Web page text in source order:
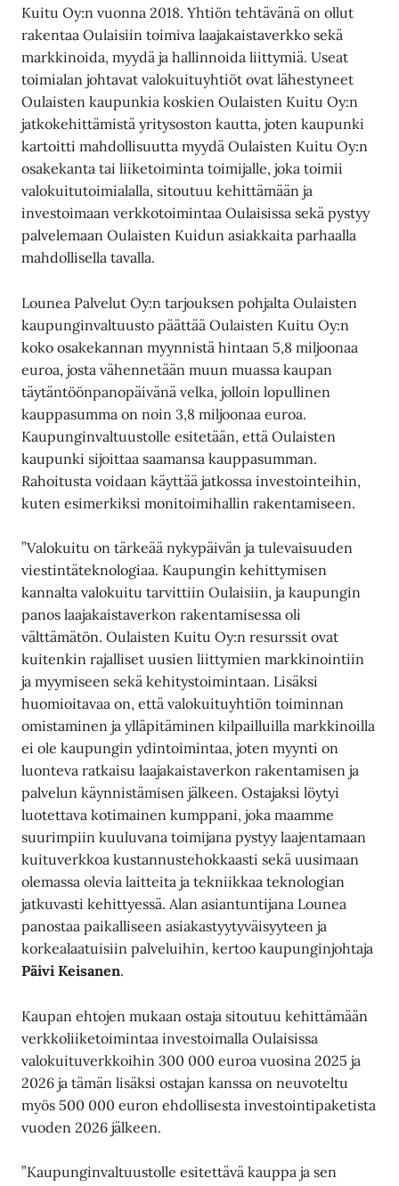
Kuitu Oy:n vuonna 2018. Yhtiön tehtävänä on ollut
rakentaa Oulaisiin toimiva laajakaistaverkko sekä
markkinoida, myydä ja hallinnoida liittymiä. Useat
toimialan johtavat valokuituyhtiöt ovat lähestyneet
Oulaisten kaupunkia koskien Oulaisten Kuitu Oy:n
jatkokehittämistä yritysoston kautta, joten kaupunki
kartoitti mahdollisuutta myydä Oulaisten Kuitu Oy:n
osakekanta tai liiketoiminta toimijalle, joka toimii
valokuitutoimialalla, sitoutuu kehittämään ja
investoimaan verkkotoimintaa Oulaisissa sekä pystyy
palvelemaan Oulaisten Kuidun asiakkaita parhaalla
mahdollisella tavalla.
Lounea Palvelut Oy:n tarjouksen pohjalta Oulaisten
kaupunginvaltuusto päättää Oulaisten Kuitu Oy:n
koko osakekannan myynnistä hintaan 5,8 miljoonaa
euroa, josta vähennetään muun muassa kaupan
täytäntöönpanopäivänä velka, jolloin lopullinen
kauppasumma on noin 3,8 miljoonaa euroa.
Kaupunginvaltuustolle esitetään, että Oulaisten
kaupunki sijoittaa saamansa kauppasumman.
Rahoitusta voidaan käyttää jatkossa investointeihin,
kuten esimerkiksi monitoimihallin rakentamiseen.
”Valokuitu on tärkeää nykypäivän ja tulevaisuuden
viestintäteknologiaa. Kaupungin kehittymisen
kannalta valokuitu tarvittiin Oulaisiin, ja kaupungin
panos laajakaistaverkon rakentamisessa oli
välttämätön. Oulaisten Kuitu Oy:n resurssit ovat
kuitenkin rajalliset uusien liittymien markkinointiin
ja myymiseen sekä kehitystoimintaan. Lisäksi
huomioitavaa on, että valokuituyhtiön toiminnan
omistaminen ja ylläpitäminen kilpailluilla markkinoilla
ei ole kaupungin ydintoimintaa, joten myynti on
luonteva ratkaisu laajakaistaverkon rakentamisen ja
palvelun käynnistämisen jälkeen. Ostajaksi löytyi
luotettava kotimainen kumppani, joka maamme
suurimpiin kuuluvana toimijana pystyy laajentamaan
kuituverkkoa kustannustehokkaasti sekä uusimaan
olemassa olevia laitteita ja tekniikkaa teknologian
jatkuvasti kehittyessä. Alan asiantuntijana Lounea
panostaa paikalliseen asiakastyytyväisyyteen ja
korkealaatuisiin palveluihin, kertoo kaupunginjohtaja
Päivi Keisanen.
Kaupan ehtojen mukaan ostaja sitoutuu kehittämään
verkkoliiketoimintaa investoimalla Oulaisissa
valokuituverkkoihin 300 000 euroa vuosina 2025 ja
2026 ja tämän lisäksi ostajan kanssa on neuvoteltu
myös 500 000 euron ehdollisesta investointipaketista
vuoden 2026 jälkeen.
”Kaupunginvaltuustolle esitettävä kauppa ja sen